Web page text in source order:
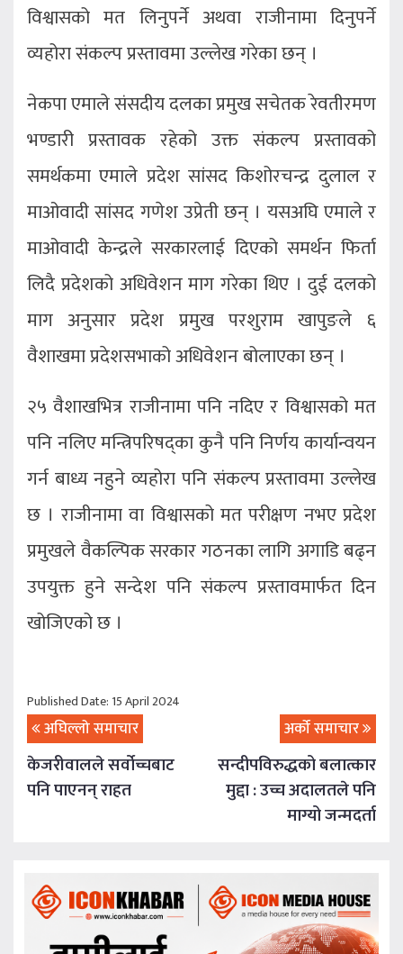
विश्वासको मत लिनुपर्ने अथवा राजीनामा दिनुपर्ने
व्यहोरा संकल्प प्रस्तावमा उल्लेख गरेका छन् ।
नेकपा एमाले संसदीय दलका प्रमुख सचेतक रेवतीरमण
भण्डारी प्रस्तावक रहेको उक्त संकल्प प्रस्तावको
समर्थकमा एमाले प्रदेश सांसद किशोरचन्द्र दुलाल र
माओवादी सांसद गणेश उप्रेती छन् । यसअघि एमाले र
माओवादी केन्द्रले सरकारलाई दिएको समर्थन फिर्ता
लिदै प्रदेशको अधिवेशन माग गरेका थिए । दुई दलको
माग अनुसार प्रदेश प्रमुख परशुराम खापुङले ६
वैशाखमा प्रदेशसभाको अधिवेशन बोलाएका छन् ।
२५ वैशाखभित्र राजीनामा पनि नदिए र विश्वासको मत
पनि नलिए मन्त्रिपरिषद्का कुनै पनि निर्णय कार्यान्वयन
गर्न बाध्य नहुने व्यहोरा पनि संकल्प प्रस्तावमा उल्लेख
छ । राजीनामा वा विश्वासको मत परीक्षण नभए प्रदेश
प्रमुखले वैकल्पिक सरकार गठनका लागि अगाडि बढ्न
उपयुक्त हुने सन्देश पनि संकल्प प्रस्तावमार्फत दिन
खोजिएको छ ।
Published Date: 15 April 2024
अर्को समाचार
सन्दीपविरुद्धको बलात्कार
मुद्दा : उच्च अदालतले पनि
माग्यो जन्मदर्ता
अघिल्लो समाचार
केजरीवालले सर्वोच्चबाट
पनि पाएनन् राहत